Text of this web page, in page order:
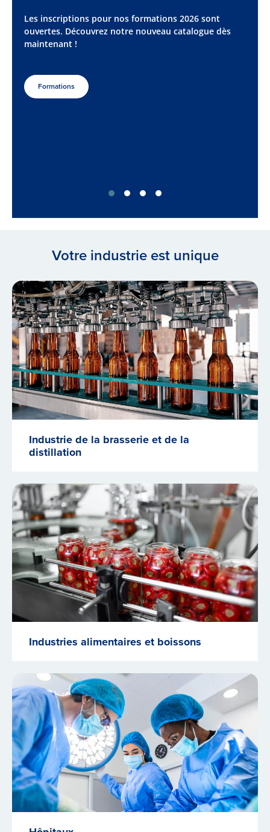
Les inscriptions pour nos formations 2026 sont
ouvertes. Découvrez notre nouveau catalogue dès
maintenant !
Formations
Votre industrie est unique
Industrie de la brasserie et de la
distillation
Industries alimentaires et boissons